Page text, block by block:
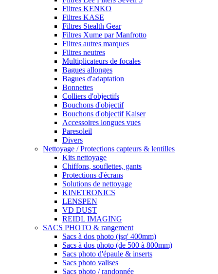
Filtres KENKO
Filtres KASE
Filtres Stealth Gear
Filtres Xume par Manfrotto
Filtres autres marques
Filtres neutres
Multiplicateurs de focales
Bagues allonges
Bagues d'adaptation
Bonnettes
Colliers d'objectifs
Bouchons d'objectif
Bouchons d'objectif Kaiser
Accessoires longues vues
Paresoleil
Divers
Nettoyage / Protections capteurs & lentilles
Kits nettoyage
Chiffons, souflettes, gants
Protections d'écrans
Solutions de nettoyage
KINETRONICS
LENSPEN
VD DUST
REIDL IMAGING
SACS PHOTO & rangement
Sacs à dos photo (jsq' 400mm)
Sacs à dos photo (de 500 à 800mm)
Sacs photo d'épaule & inserts
Sacs photo valises
Sacs photo / randonnée